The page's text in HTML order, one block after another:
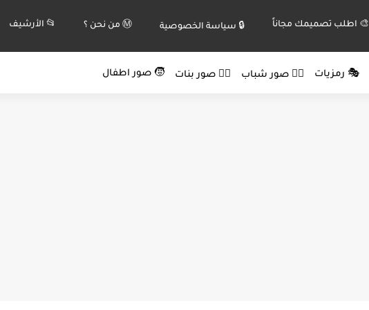
🎨 اطلب تصميمك مجاناً 🔒 سياسة الخصوصية Ⓜ️ من نحن ؟ 📂 الأرشيف
🎭 رمزيات 🙍‍♂️ صور شباب 🙍‍♀️ صور بنات 🧒 صور اطفال